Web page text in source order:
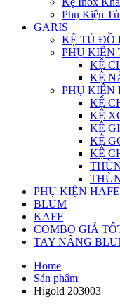
Phụ Kiện
GARIS
KỆ TỦ ĐỒ
PHỤ KIỆN
KỆ
KỆ
PHỤ KIỆN
KỆ
KỆ
KỆ
KỆ
KỆ
PHỤ KIỆN
BLUM
KAFF
COMBO GIÁ
TAY NÂNG
Home
Sản phẩm
Higold 203003